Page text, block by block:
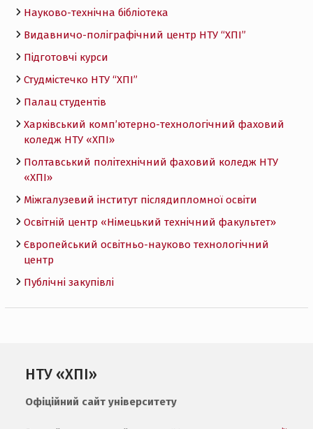
Науково-технічна бібліотека
Видавничо-поліграфічний центр НТУ “ХПІ”
Підготовчі курси
Студмістечко НТУ “ХПІ”
Палац студентів
Харківський комп’ютерно-технологічний фаховий
коледж НТУ «ХПI»
Полтавський політехнічний фаховий коледж НТУ
«ХПI»
Міжгалузевий інститут післядипломної освіти
Освітній центр «Німецький технічний факультет»
Європейський освітньо-науково технологічний
центр
Публічні закупівлі
НТУ «ХПІ»
Офіційний сайт університету